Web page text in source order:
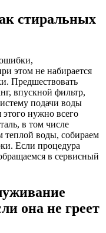
стиральных
этом не набирается
Предшествовать
впускной фильтр,
подачи воды
этого нужно всего
в том числе
воды, собираем
Если процедура
в сервисный
она не греет